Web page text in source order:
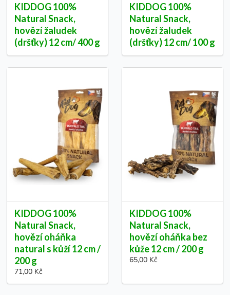
KIDDOG 100%
Natural Snack,
hovězí žaludek
(dršťky) 12 cm/ 400 g
KIDDOG 100%
Natural Snack,
hovězí žaludek
(dršťky) 12 cm/ 100 g
KIDDOG 100%
Natural Snack,
hovězí oháňka
natural s kůží 12 cm /
200 g
71,00 Kč
KIDDOG 100%
Natural Snack,
hovězí oháňka bez
kůže 12 cm / 200 g
65,00 Kč